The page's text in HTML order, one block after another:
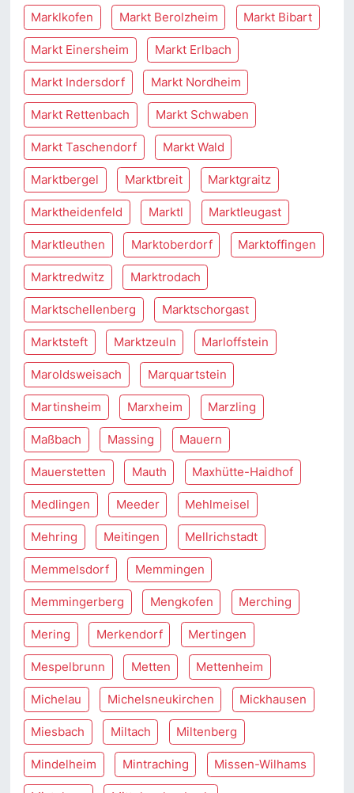
Marklkofen Markt Berolzheim Markt Bibart
Markt Einersheim Markt Erlbach
Markt Indersdorf Markt Nordheim
Markt Rettenbach Markt Schwaben
Markt Taschendorf Markt Wald
Marktbergel Marktbreit Marktgraitz
Marktheidenfeld Marktl Marktleugast
Marktleuthen Marktoberdorf Marktoffingen
Marktredwitz Marktrodach
Marktschellenberg Marktschorgast
Marktsteft Marktzeuln Marloffstein
Maroldsweisach Marquartstein
Martinsheim Marxheim Marzling
Maßbach Massing Mauern
Mauerstetten Mauth Maxhütte-Haidhof
Medlingen Meeder Mehlmeisel
Mehring Meitingen Mellrichstadt
Memmelsdorf Memmingen
Memmingerberg Mengkofen Merching
Mering Merkendorf Mertingen
Mespelbrunn Metten Mettenheim
Michelau Michelsneukirchen Mickhausen
Miesbach Miltach Miltenberg
Mindelheim Mintraching Missen-Wilhams